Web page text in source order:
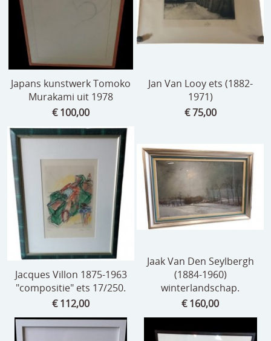
Japans kunstwerk Tomoko
Murakami uit 1978
€ 100,00
Jan Van Looy ets (1882-
1971)
€ 75,00
Jacques Villon 1875-1963
"compositie" ets 17/250.
€ 112,00
Jaak Van Den Seylbergh
(1884-1960)
winterlandschap.
€ 160,00